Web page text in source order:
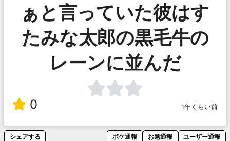
ぁと言っていた彼はす
たみな太郎の黒毛牛の
レーンに並んだ
0 1年くらい前
シェアする ボケ通報 お題通報 ユーザー通報